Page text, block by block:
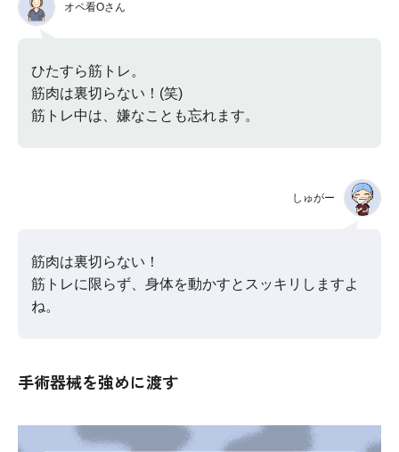
オペ看Oさん
ひたすら筋トレ。
筋肉は裏切らない！(笑)
筋トレ中は、嫌なことも忘れます。
しゅがー
筋肉は裏切らない！
筋トレに限らず、身体を動かすとスッキリしますよ
ね。
手術器械を強めに渡す